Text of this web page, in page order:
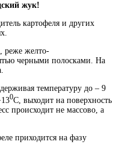
жук!
картофеля и других
реже желто-
черными полосками. На
температуру до – 9
0С, выходит на поверхность
происходит не массово, а
приходится на фазу